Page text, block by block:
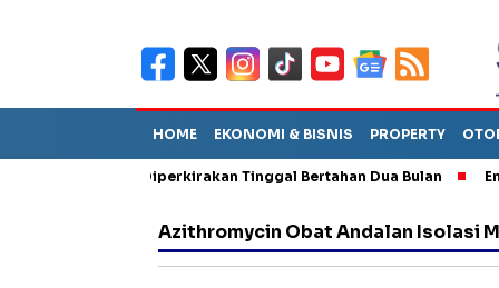
HOME EKONOMI & BISNIS PROPERTY
Sebut TPA Diperkirakan Tinggal Bertahan Dua Bulan Empat
Azithromycin Obat Andalan Isolasi